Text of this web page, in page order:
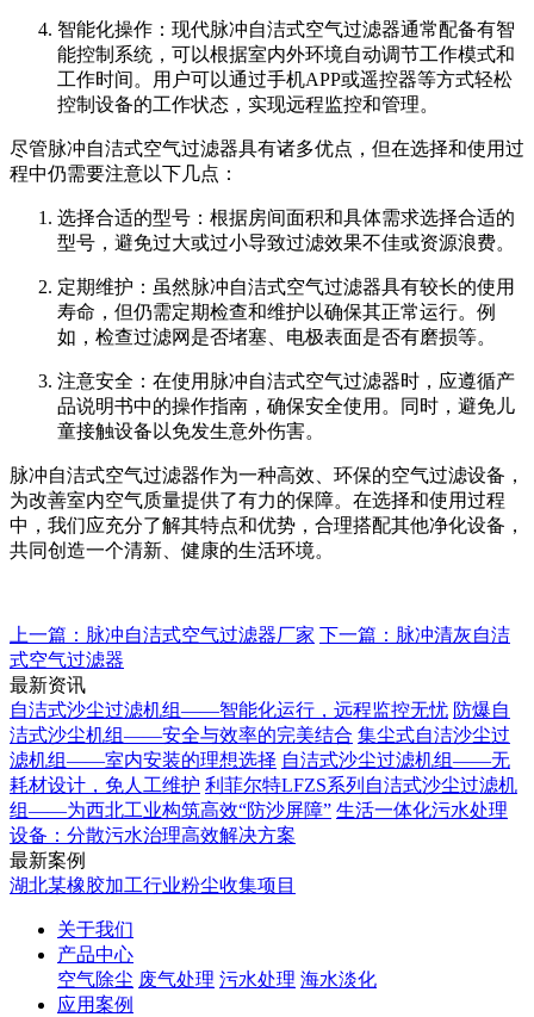
智能化操作：现代脉冲自洁式空气过滤器通常配备有智
能控制系统，可以根据室内外环境自动调节工作模式和
工作时间。用户可以通过手机APP或遥控器等方式轻松
控制设备的工作状态，实现远程监控和管理。
尽管脉冲自洁式空气过滤器具有诸多优点，但在选择和使用过
程中仍需要注意以下几点：
选择合适的型号：根据房间面积和具体需求选择合适的
型号，避免过大或过小导致过滤效果不佳或资源浪费。
定期维护：虽然脉冲自洁式空气过滤器具有较长的使用
寿命，但仍需定期检查和维护以确保其正常运行。例
如，检查过滤网是否堵塞、电极表面是否有磨损等。
注意安全：在使用脉冲自洁式空气过滤器时，应遵循产
品说明书中的操作指南，确保安全使用。同时，避免儿
童接触设备以免发生意外伤害。
脉冲自洁式空气过滤器作为一种高效、环保的空气过滤设备，
为改善室内空气质量提供了有力的保障。在选择和使用过程
中，我们应充分了解其特点和优势，合理搭配其他净化设备，
共同创造一个清新、健康的生活环境。
上一篇：脉冲自洁式空气过滤器厂家 下一篇：脉冲清灰自洁
式空气过滤器
最新资讯
自洁式沙尘过滤机组——智能化运行，远程监控无忧 防爆自
洁式沙尘机组——安全与效率的完美结合 集尘式自洁沙尘过
滤机组——室内安装的理想选择 自洁式沙尘过滤机组——无
耗材设计，免人工维护 利菲尔特LFZS系列自洁式沙尘过滤机
组——为西北工业构筑高效“防沙屏障” 生活一体化污水处理
设备：分散污水治理高效解决方案
最新案例
湖北某橡胶加工行业粉尘收集项目
关于我们
产品中心
空气除尘 废气处理 污水处理 海水淡化
应用案例